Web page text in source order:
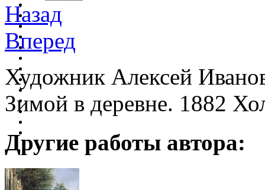
Назад
Вперед
Художник Алексей
Зимой в деревне. 1882
Другие работы автора: